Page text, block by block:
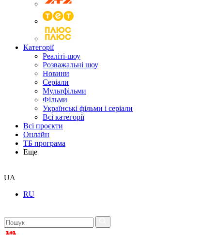
Категорії
Реаліті-шоу
Розважальні шоу
Новини
Серіали
Мультфільми
Фільми
Українські фільми і серіали
Всі категорії
Всі проєкти
Онлайн
ТБ програма
Еще
UA
RU